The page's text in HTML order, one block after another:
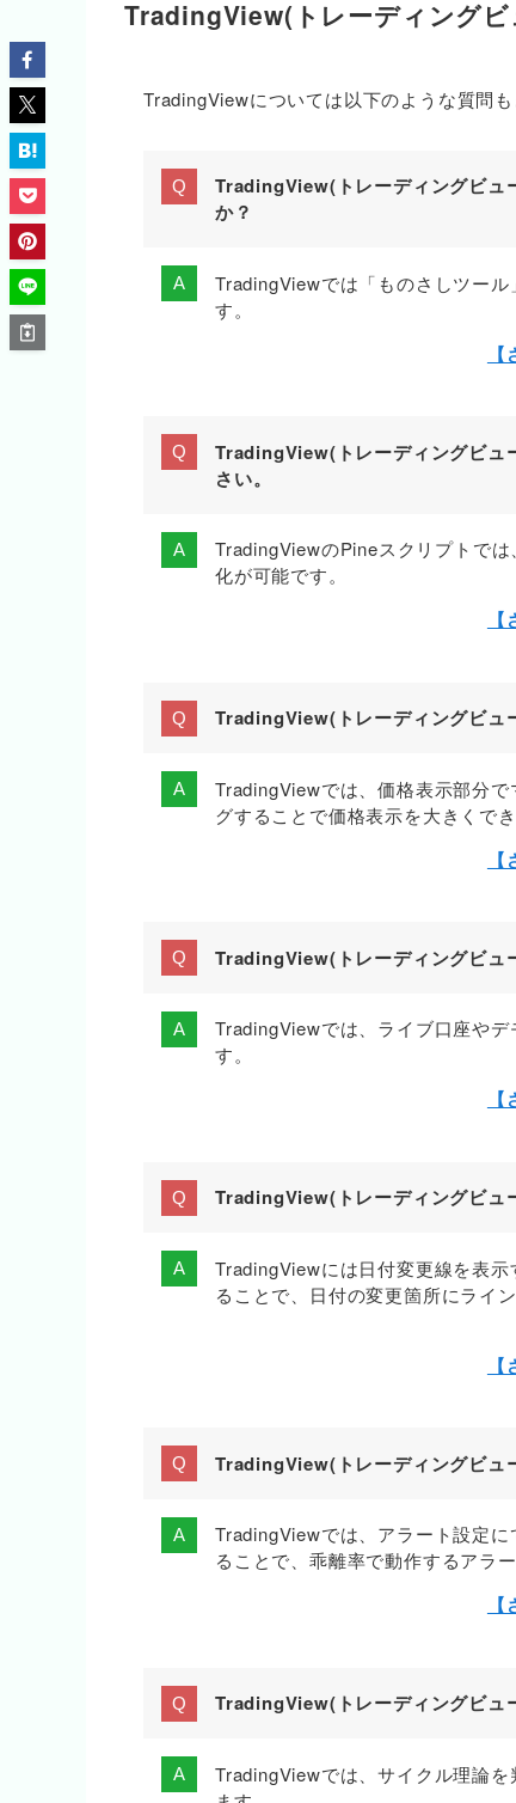
TradingView(トレーディング
TradingViewについては以下のような質問も
TradingView(トレーディングビュ
か？
TradingViewでは「ものさしツー
す。
TradingView(トレーディングビュ
さい。
TradingViewのPineスクリプトで
化が可能です。
TradingView(トレーディングビュ
TradingViewでは、価格表示部分
グすることで価格表示を大きくでき
TradingView(トレーディングビュ
TradingViewでは、ライブ口座や
す。
TradingView(トレーディングビュ
TradingViewには日付変更線を表
ることで、日付の変更箇所にライン
TradingView(トレーディングビュ
TradingViewでは、アラート設定
ることで、乖離率で動作するアラ
TradingView(トレーディングビュ
TradingViewでは、サイクル理論